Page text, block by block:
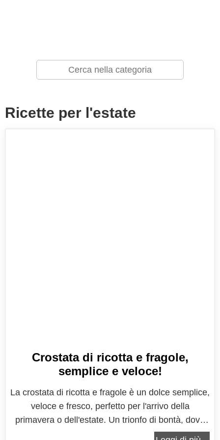
Ricette per l'estate
Crostata di ricotta e fragole,
semplice e veloce!
La crostata di ricotta e fragole è un dolce semplice,
veloce e fresco, perfetto per l'arrivo della
primavera o dell'estate. Un trionfo di bontà, dove
un friabilissimo guscio di pasta frolla abbraccia un